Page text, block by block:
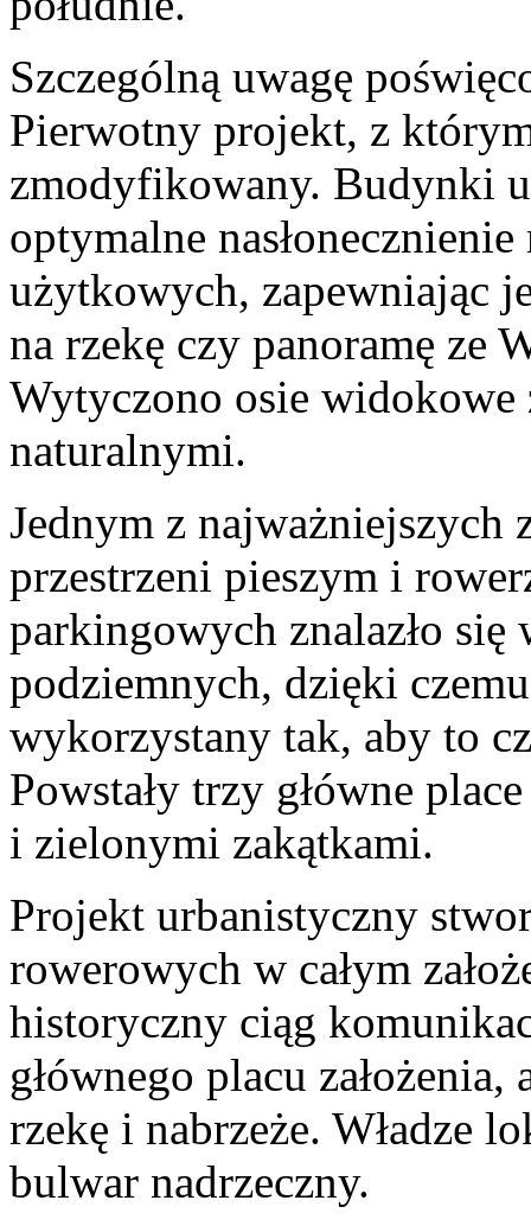
Szczególną uwagę
Pierwotny projekt, z
zmodyfikowany. Budynki
optymalne
użytkowych, zapewniając
na rzekę czy panoramę ze
Wytyczono osie
naturalnymi.
Jednym z najważniejszych
przestrzeni pieszym i
parkingowych znalazło
podziemnych, dzięki
wykorzystany tak, aby to
Powstały trzy główne
i zielonymi zakątkami.
Projekt urbanistyczny
rowerowych w całym
historyczny ciąg
głównego placu
rzekę i nabrzeże. Władze
bulwar nadrzeczny.